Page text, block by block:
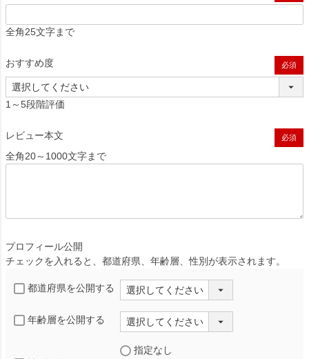
全角25文字まで
おすすめ度
1～5段階評価
レビュー本文
全角20～1000文字まで
プロフィール公開
チェックを入れると、都道府県、年齢層、性別が表示されます。
都道府県を公開する
年齢層を公開する
指定なし